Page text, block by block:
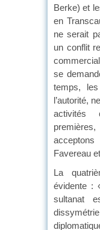
Berke) et
en
ne serait
un conflit
se
temps,
l’autorité,
activités
Favereau
La
évidente :
sultanat